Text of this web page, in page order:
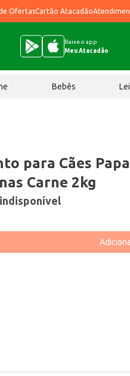
OfertasCartão Atacadão
Baixe o app
Meu Atacadão
Bebês
para Cães
Carne 2kg